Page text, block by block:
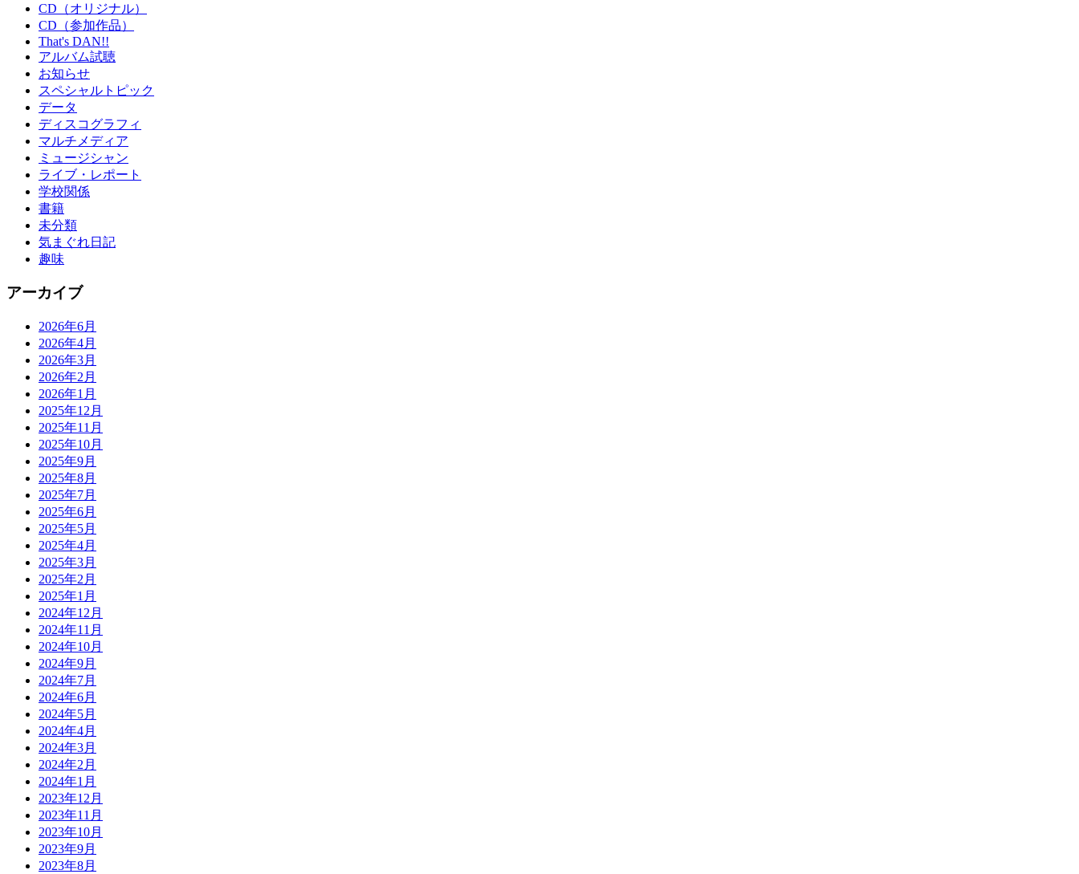
CD（オリジナル）
CD（参加作品）
That's DAN!!
アルバム試聴
お知らせ
スペシャルトピック
データ
ディスコグラフィ
マルチメディア
ミュージシャン
ライブ・レポート
学校関係
書籍
未分類
気まぐれ日記
趣味
アーカイブ
2026年6月
2026年4月
2026年3月
2026年2月
2026年1月
2025年12月
2025年11月
2025年10月
2025年9月
2025年8月
2025年7月
2025年6月
2025年5月
2025年4月
2025年3月
2025年2月
2025年1月
2024年12月
2024年11月
2024年10月
2024年9月
2024年7月
2024年6月
2024年5月
2024年4月
2024年3月
2024年2月
2024年1月
2023年12月
2023年11月
2023年10月
2023年9月
2023年8月